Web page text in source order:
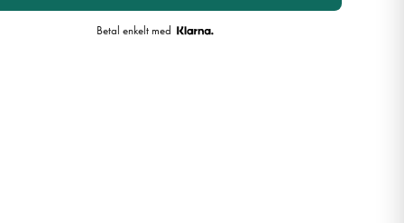
Betal enkelt med